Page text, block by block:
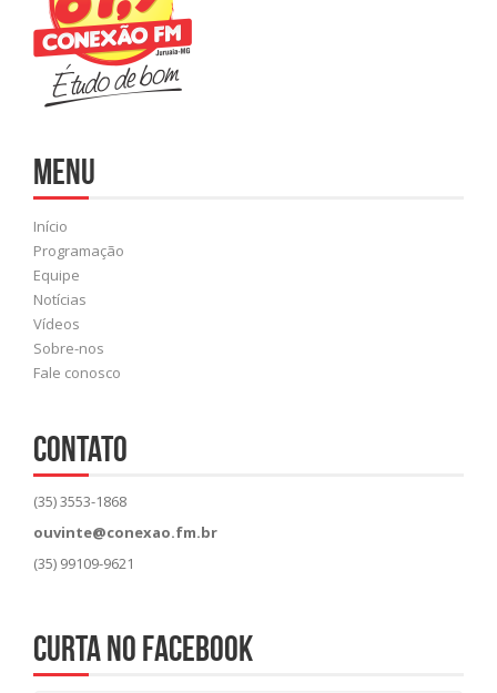
Menu
Início
Programação
Equipe
Notícias
Vídeos
Sobre-nos
Fale conosco
CONTATO
(35) 3553-1868
ouvinte@conexao.fm.br
(35) 99109-9621
Curta no Facebook